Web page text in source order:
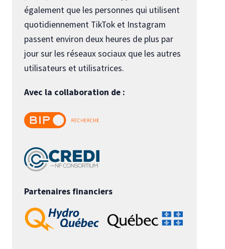
également que les personnes qui utilisent
quotidiennement TikTok et Instagram
passent environ deux heures de plus par
jour sur les réseaux sociaux que les autres
utilisateurs et utilisatrices.
Avec la collaboration de :
Partenaires financiers